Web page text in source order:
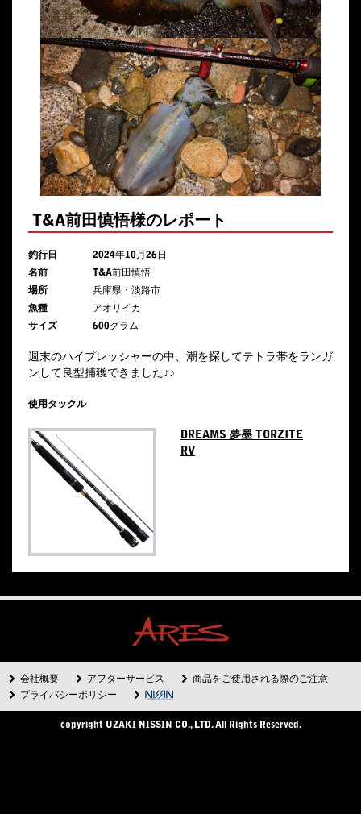
T&A前田慎悟様のレポート
釣行日
2024年10月26日
名前
T&A前田慎悟
場所
兵庫県・淡路市
魚種
アオリイカ
サイズ
600グラム
週末のハイプレッシャーの中、潮を探してテトラ帯をランガ
ンして良型捕獲できました♪♪
使用タックル
DREAMS 夢墨 TORZITE
RV
会社概要 アフターサービス
商品をご使用される際のご注意
プライバシーポリシー
copyright UZAKI NISSIN CO., LTD. All Rights Reserved.